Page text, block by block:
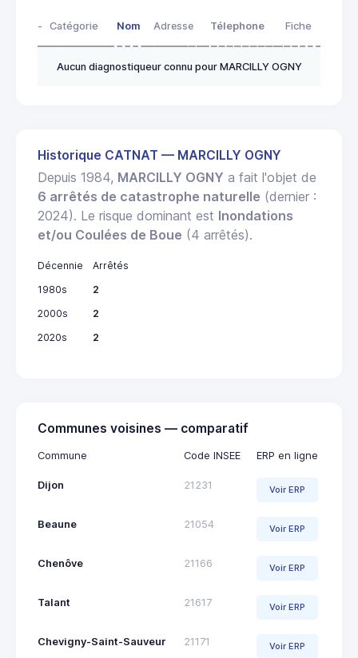
- Catégorie Nom Adresse Télephone Fiche
Aucun diagnostiqueur connu pour MARCILLY OGNY
Historique CATNAT — MARCILLY OGNY
Depuis 1984, MARCILLY OGNY a fait l'objet de
6 arrêtés de catastrophe naturelle (dernier :
2024). Le risque dominant est Inondations
et/ou Coulées de Boue (4 arrêtés).
Décennie
Arrêtés
1980s
2
2000s
2
2020s
2
Communes voisines — comparatif
Commune Code INSEE ERP en ligne
Dijon 21231 Voir ERP
Beaune 21054 Voir ERP
Chenôve 21166 Voir ERP
Talant 21617 Voir ERP
Chevigny-Saint-Sauveur 21171 Voir ERP